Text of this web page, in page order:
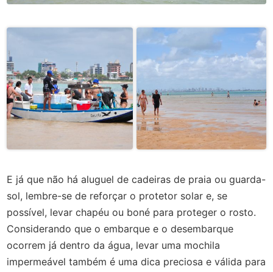
E já que não há aluguel de cadeiras de praia ou guarda-
sol, lembre-se de reforçar o protetor solar e, se
possível, levar chapéu ou boné para proteger o rosto.
Considerando que o embarque e o desembarque
ocorrem já dentro da água, levar uma mochila
impermeável também é uma dica preciosa e válida para